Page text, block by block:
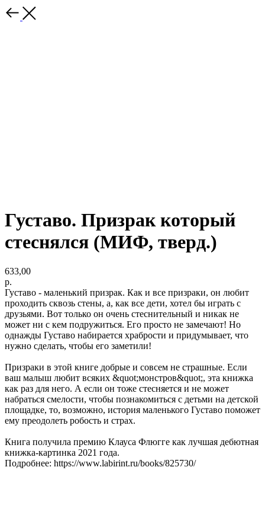
Густаво. Призрак который
стеснялся (МИФ, тверд.)
633,00
р.
Густаво - маленький призрак. Как и все призраки, он любит
проходить сквозь стены, а, как все дети, хотел бы играть с
друзьями. Вот только он очень стеснительный и никак не
может ни с кем подружиться. Его просто не замечают! Но
однажды Густаво набирается храбрости и придумывает, что
нужно сделать, чтобы его заметили!
Призраки в этой книге добрые и совсем не страшные. Если
ваш малыш любит всяких &quot;монстров&quot;, эта книжка
как раз для него. А если он тоже стесняется и не может
набраться смелости, чтобы познакомиться с детьми на детской
площадке, то, возможно, история маленького Густаво поможет
ему преодолеть робость и страх.
Книга получила премию Клауса Флюгге как лучшая дебютная
книжка-картинка 2021 года.
Подробнее: https://www.labirint.ru/books/825730/